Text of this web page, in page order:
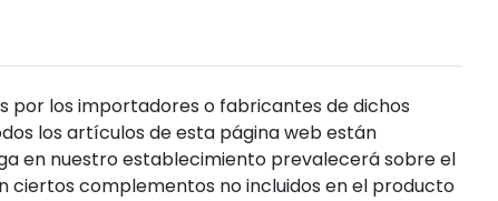
por los importadores o fabricantes de dichos
los artículos de esta página web están
en nuestro establecimiento prevalecerá sobre el
ciertos complementos no incluidos en el producto